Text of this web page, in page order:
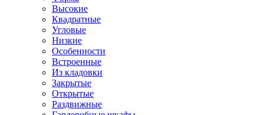
Высокие
Квадратные
Угловые
Низкие
Особенности
Встроенные
Из кладовки
Закрытые
Открытые
Раздвижные